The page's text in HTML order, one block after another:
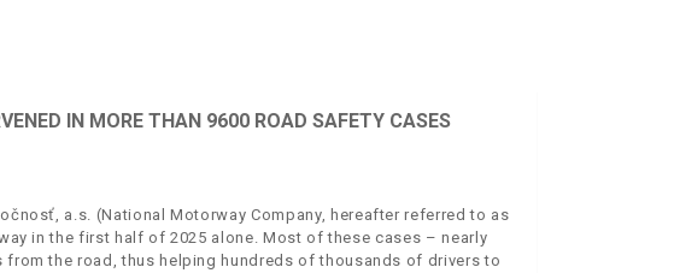
IN MORE THAN 9600 ROAD SAFETY CASES
a.s. (National Motorway Company, hereafter referred to as
in the first half of 2025 alone. Most of these cases – nearly
the road, thus helping hundreds of thousands of drivers to